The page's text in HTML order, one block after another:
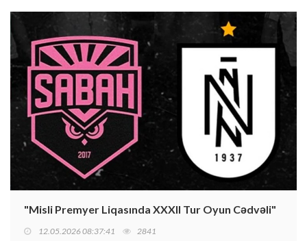
"Misli Premyer Liqasında XXXII Tur Oyun Cədvəli"
12.05.2026 08:37:41 2841